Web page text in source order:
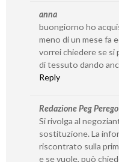
anna
buongiorno ho
meno di un mese fa
vorrei chiedere se
di tessuto dando
Reply
Redazione Peg Perego
Si rivolga al
sostituzione. La
riscontrato sulla
e se vuole, può